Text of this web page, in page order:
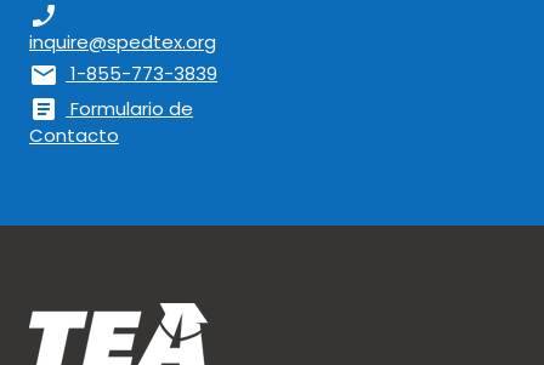
phone_enabled
inquire@spedtex.org
mail 1-855-773-3839
article
Formulario de
Contacto